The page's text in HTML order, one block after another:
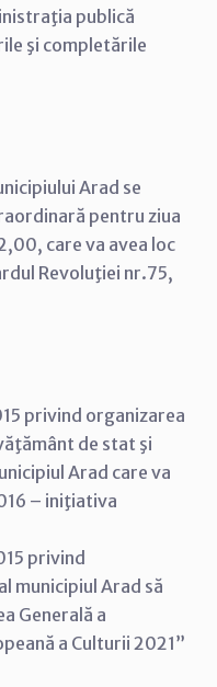
publică
şi completările
Arad se
pentru ziua
care va avea loc
Revoluţiei nr.75,
privind organizarea
de stat şi
Arad care va
– iniţiativa
privind
municipiul Arad să
Generală a
a Culturii 2021”